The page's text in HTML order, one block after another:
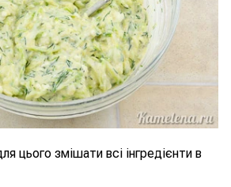
цього змішати всі інгредієнти в